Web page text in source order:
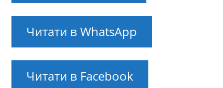
Читати в WhatsApp
Читати в Facebook